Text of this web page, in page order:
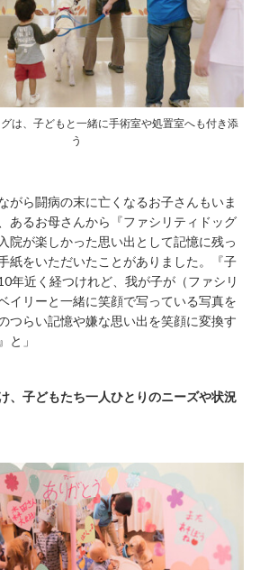
は、子どもと一緒に手術室や処置室へも付き添
う
がら闘病の末に亡くなるお子さんもいま
あるお母さんから『ファシリティドッグ
院が楽しかった思い出として記憶に残っ
紙をいただいたことがありました。『子
年近く経つけれど、我が子が（ファシリ
イリーと一緒に笑顔で写っている写真を
つらい記憶や嫌な思い出を笑顔に変換す
と」
、子どもたち一人ひとりのニーズや状況